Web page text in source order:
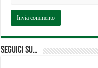
Seguici su…